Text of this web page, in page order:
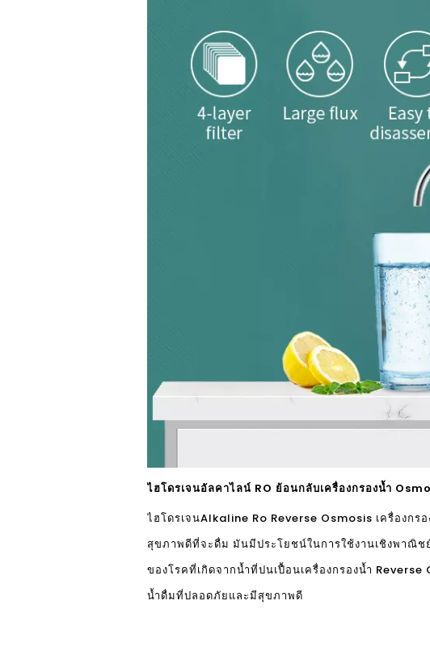
ไฮโดรเจนอัลคาไลน์ RO ย้อนกลับเครื่องกรองน้ำ
ไฮโดรเจนAlkaline Ro Reverse Osmosis เครื่องกรอ
สุขภาพดีที่จะดื่ม มันมีประโยชน์ในการใช้งานเชิงพาณิ
ของโรคที่เกิดจากน้ำที่ปนเปื้อนเครื่องกรองน้ำ
น้ำดื่มที่ปลอดภัยและมีสุขภาพดี